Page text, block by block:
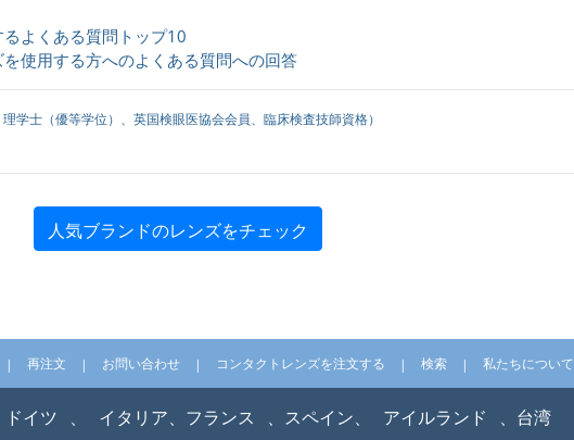
よくある質問トップ10
使用する方へのよくある質問への回答
学士（優等学位）、英国検眼医協会会員、臨床検査技師資格）
人気ブランドのレンズをチェック
再注文 お問い合わせ コンタクトレンズを注文する 検索 私たちについて
ドイツ 、 イタリア、フランス 、スペイン、 アイルランド 、台湾